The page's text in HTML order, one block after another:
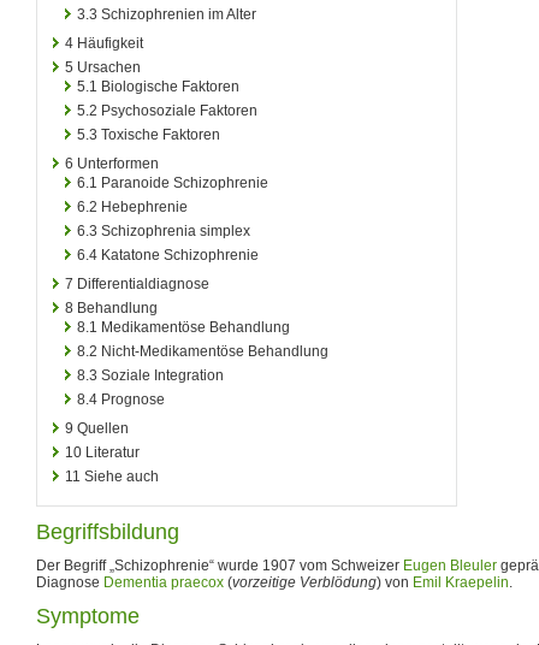
3.3 Schizophrenien im Alter
4 Häufigkeit
5 Ursachen
5.1 Biologische Faktoren
5.2 Psychosoziale Faktoren
5.3 Toxische Faktoren
6 Unterformen
6.1 Paranoide Schizophrenie
6.2 Hebephrenie
6.3 Schizophrenia simplex
6.4 Katatone Schizophrenie
7 Differentialdiagnose
8 Behandlung
8.1 Medikamentöse Behandlung
8.2 Nicht-Medikamentöse Behandlung
8.3 Soziale Integration
8.4 Prognose
9 Quellen
10 Literatur
11 Siehe auch
Begriffsbildung
Der Begriff „Schizophrenie“ wurde 1907 vom Schweizer Eugen Bleuler
Diagnose Dementia praecox (vorzeitige Verblödung) von Emil Kraepelin.
Symptome